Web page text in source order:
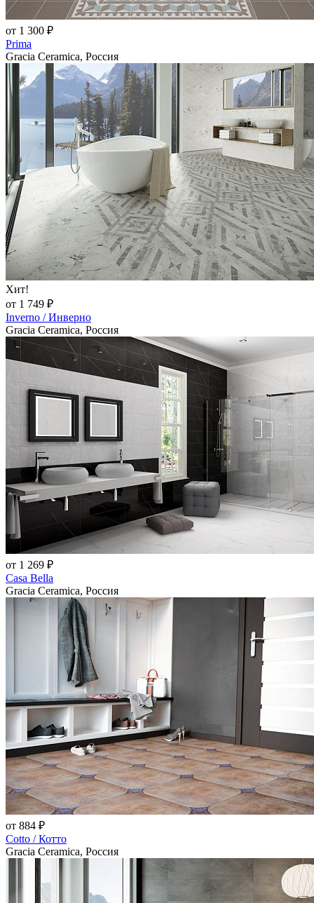
от 1 300 ₽
Prima
Gracia Ceramica, Россия
Хит!
от 1 749 ₽
Inverno / Инверно
Gracia Ceramica, Россия
от 1 269 ₽
Casa Bella
Gracia Ceramica, Россия
от 884 ₽
Cotto / Котто
Gracia Ceramica, Россия